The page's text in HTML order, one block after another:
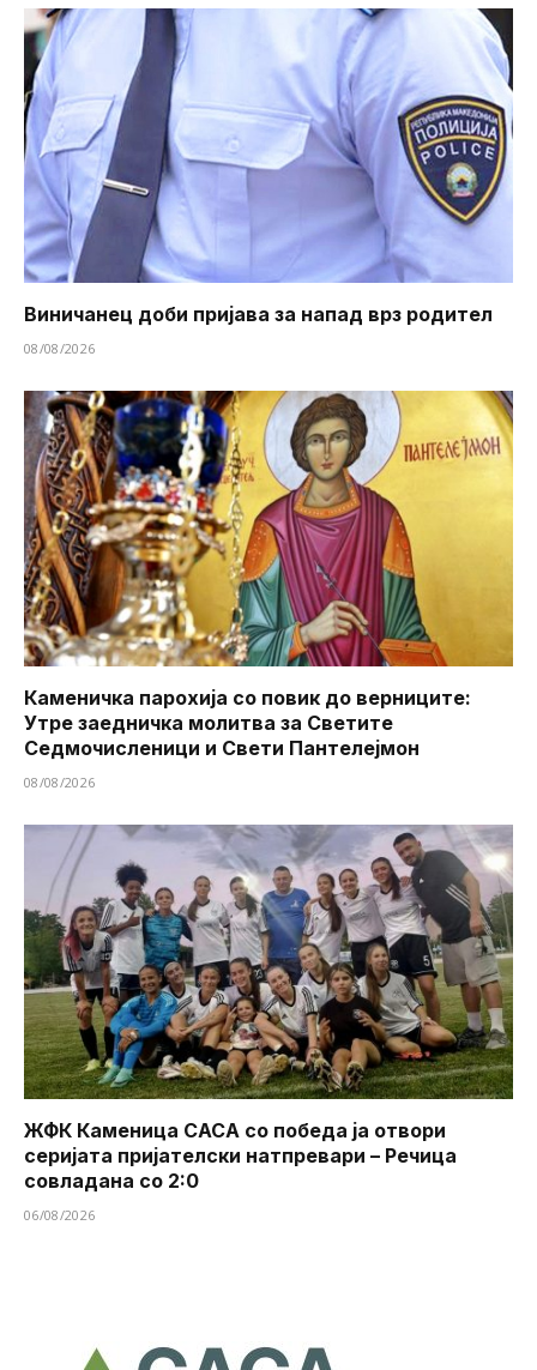
Виничанец доби пријава за напад врз родител
08/08/2026
Каменичка парохија со повик до верниците:
Утре заедничка молитва за Светите
Седмочисленици и Свети Пантелејмон
08/08/2026
ЖФК Каменица САСА со победа ја отвори
серијата пријателски натпревари – Речица
совладана со 2:0
06/08/2026